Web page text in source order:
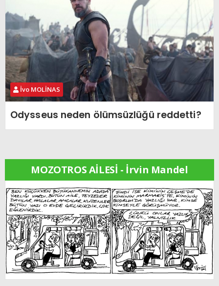
İvo MOLİNAS
Odysseus neden ölümsüzlüğü reddetti?
MOZOTROS AİLESİ - İrvin Mandel